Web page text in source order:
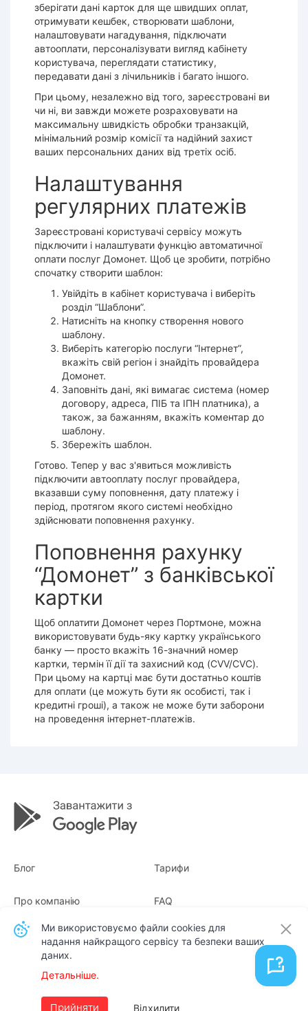
зберігати дані карток для ще швидших оплат,
отримувати кешбек, створювати шаблони,
налаштовувати нагадування, підключати
автооплати, персоналізувати вигляд кабінету
користувача, переглядати статистику,
передавати дані з лічильників і багато іншого.
При цьому, незалежно від того, зареєстровані ви
чи ні, ви завжди можете розраховувати на
максимальну швидкість обробки транзакцій,
мінімальний розмір комісії та надійний захист
ваших персональних даних від третіх осіб.
Налаштування
регулярних платежів
Зареєстровані користувачі сервісу можуть
підключити і налаштувати функцію автоматичної
оплати послуг Домонет. Щоб це зробити, потрібно
спочатку створити шаблон:
Увійдіть в кабінет користувача і виберіть
розділ “Шаблони”.
Натисніть на кнопку створення нового
шаблону.
Виберіть категорію послуги “Інтернет”,
вкажіть свій регіон і знайдіть провайдера
Домонет.
Заповніть дані, які вимагає система (номер
договору, адреса, ПІБ та ІПН платника), а
також, за бажанням, вкажіть коментар до
шаблону.
Збережіть шаблон.
Готово. Тепер у вас з'явиться можливість
підключити автооплату послуг провайдера,
вказавши суму поповнення, дату платежу і
період, протягом якого системі необхідно
здійснювати поповнення рахунку.
Поповнення рахунку
“Домонет” з банківської
картки
Щоб оплатити Домонет через Портмоне, можна
використовувати будь-яку картку українського
банку — просто вкажіть 16-значний номер
картки, термін її дії та захисний код (CVV/CVC).
При цьому на картці має бути достатньо коштів
для оплати (це можуть бути як особисті, так і
кредитні гроші), а також не може бути заборони
на проведення інтернет-платежів.
Блог Тарифи
Про компанію
Квитанції
FAQ
Для бізнесу
Українська
Ми використовуємо файли cookies для
надання найкращого сервісу та безпеки ваших
даних.
Детальніше.
Прийняти Відхилити